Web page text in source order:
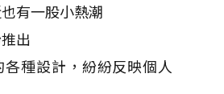
有一股小熱潮
出
種設計，紛紛反映個人